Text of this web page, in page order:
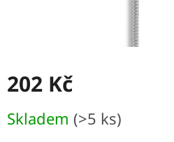
202 Kč
cena:
Skladem (>5 ks)